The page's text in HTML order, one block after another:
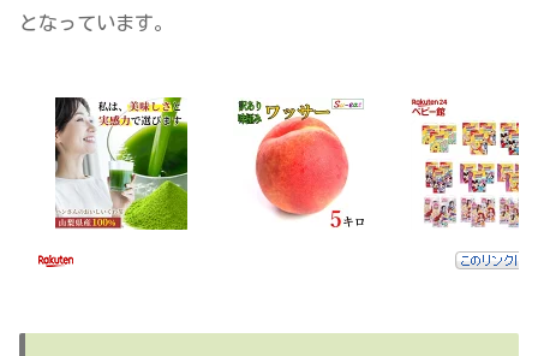
となっています。